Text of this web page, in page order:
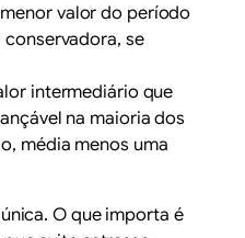
valor do período
se
intermediário que
na maioria dos
média menos uma
O que importa é